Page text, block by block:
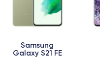
Samsung
Galaxy S21 FE